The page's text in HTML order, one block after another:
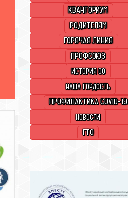
КВАНТОРИУМ
РОДИТЕЛЯМ
ГОРЯЧАЯ ЛИНИЯ
ПРОФСОЮЗ
ИСТОРИЯ ОО
НАША ГОРДОСТЬ
ПРОФИЛАКТИКА COVID-19
НОВОСТИ
ГТО